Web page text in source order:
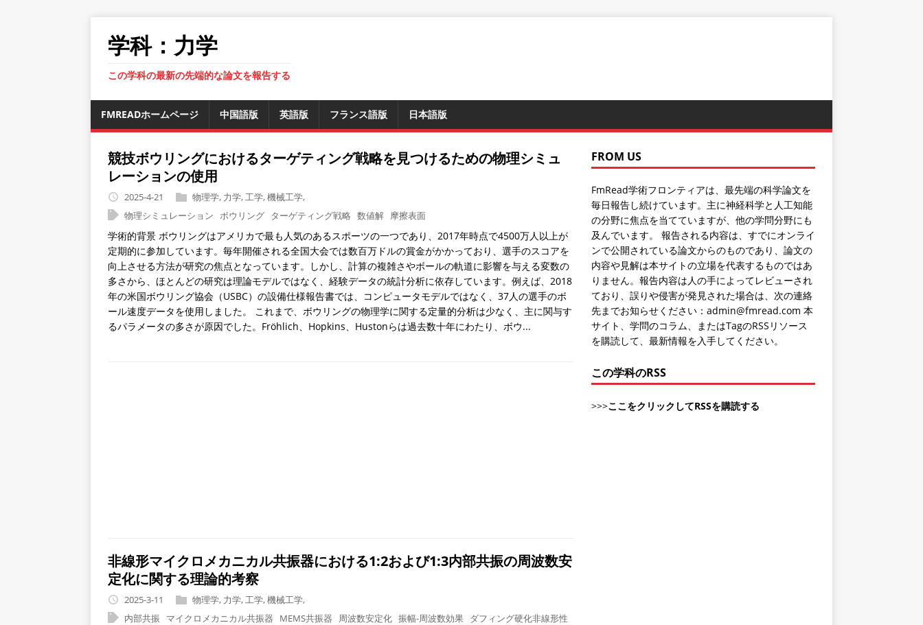
学科：力学
この学科の最新の先端的な論文を報告する
FMREADホームページ 中国語版 英語版 フランス語版 日本語版
競技ボウリングにおけるターゲティング戦略を見つけるための物理シミュ
レーションの使用
2025-4-21 物理学, 力学, 工学,機械工学,
物理シミュレーション
ボウリング ターゲティング戦略 数値解 摩擦表面
学術的背景 ボウリングはアメリカで最も人気のあるスポーツの一つであり、2017年時点で4500万人以上が
定期的に参加しています。毎年開催される全国大会では数百万ドルの賞金がかかっており、選手のスコアを
向上させる方法が研究の焦点となっています。しかし、計算の複雑さやボールの軌道に影響を与える変数の
多さから、ほとんどの研究は理論モデルではなく、経験データの統計分析に依存しています。例えば、2018
年の米国ボウリング協会（USBC）の設備仕様報告書では、コンピュータモデルではなく、37人の選手のボ
ール速度データを使用しました。 これまで、ボウリングの物理学に関する定量的分析は少なく、主に関与す
るパラメータの多さが原因でした。Fröhlich、Hopkins、Hustonらは過去数十年にわたり、ボウ...
非線形マイクロメカニカル共振器における1:2および1:3内部共振の周波数安
定化に関する理論的考察
2025-3-11 物理学, 力学, 工学,機械工学,
内部共振
マイクロメカニカル共振器 MEMS共振器 周波数安定化 振幅-周波数効果 ダフィング硬化非線形性
FROM US
FmRead学術フロンティアは、最先端の科学論文を
毎日報告し続けています。主に神経科学と人工知能
の分野に焦点を当てていますが、他の学問分野にも
及んでいます。 報告される内容は、すでにオンライ
ンで公開されている論文からのものであり、論文の
内容や見解は本サイトの立場を代表するものではあ
りません。報告内容は人の手によってレビューされ
ており、誤りや侵害が発見された場合は、次の連絡
先までお知らせください：admin@fmread.com 本
サイト、学問のコラム、またはTagのRSSリソース
を購読して、最新情報を入手してください。
この学科のRSS
>>>ここをクリックしてRSSを購読する